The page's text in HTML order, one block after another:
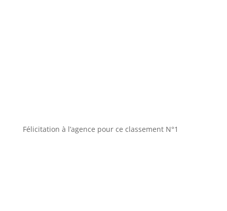
Félicitation à l’agence pour ce classement N°1